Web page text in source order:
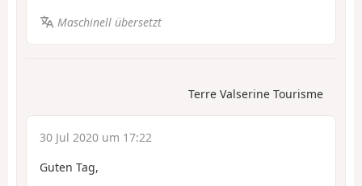
Maschinell übersetzt
Terre Valserine Tourisme
30 Jul 2020 um 17:22
Guten Tag,